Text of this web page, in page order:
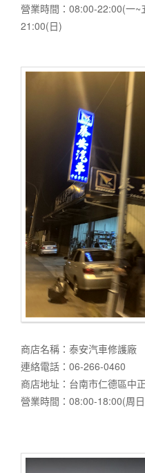
營業時間：08:00-22:00(一
21:00(日)
商店名稱：泰安汽車修護廠
連絡電話：06-266-0460
商店地址：台南市仁德區中
營業時間：08:00-18:00(周